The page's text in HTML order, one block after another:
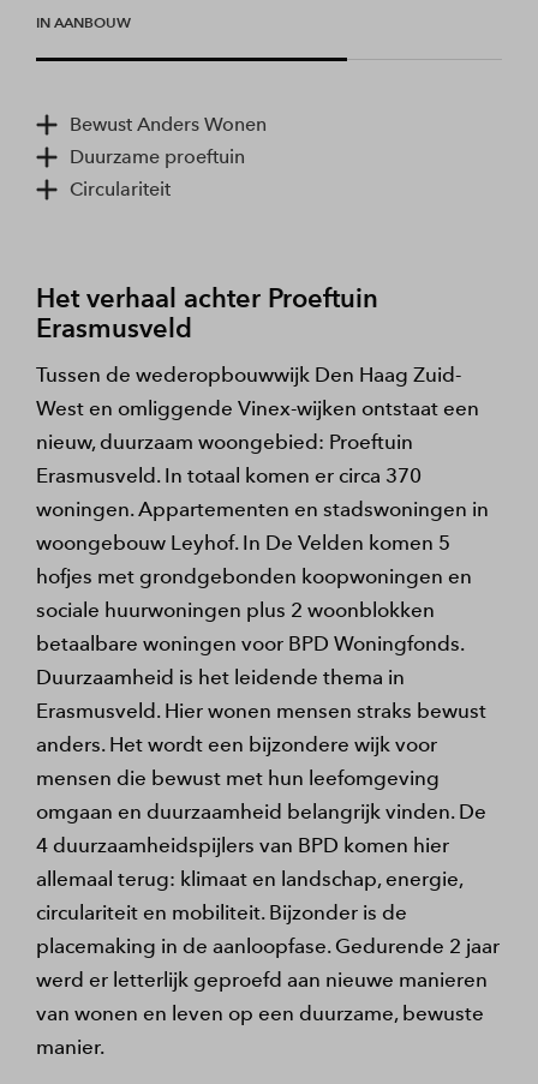
IN AANBOUW
Bewust Anders Wonen
Duurzame proeftuin
Circulariteit
Het verhaal achter Proeftuin
Erasmusveld
Tussen de wederopbouwwijk Den Haag Zuid-
West en omliggende Vinex-wijken ontstaat een
nieuw, duurzaam woongebied: Proeftuin
Erasmusveld. In totaal komen er circa 370
woningen. Appartementen en stadswoningen in
woongebouw Leyhof. In De Velden komen 5
hofjes met grondgebonden koopwoningen en
sociale huurwoningen plus 2 woonblokken
betaalbare woningen voor BPD Woningfonds.
Duurzaamheid is het leidende thema in
Erasmusveld. Hier wonen mensen straks bewust
anders. Het wordt een bijzondere wijk voor
mensen die bewust met hun leefomgeving
omgaan en duurzaamheid belangrijk vinden. De
4 duurzaamheidspijlers van BPD komen hier
allemaal terug: klimaat en landschap, energie,
circulariteit en mobiliteit. Bijzonder is de
placemaking in de aanloopfase. Gedurende 2 jaar
werd er letterlijk geproefd aan nieuwe manieren
van wonen en leven op een duurzame, bewuste
manier.